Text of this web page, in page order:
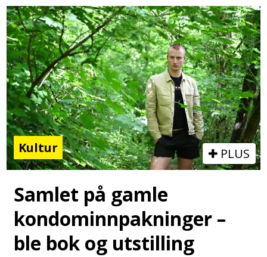
Kultur PLUS
Samlet på gamle
kondominnpakninger –
ble bok og utstilling